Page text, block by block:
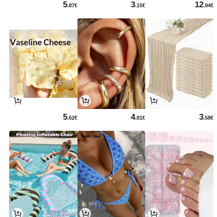
12.94€
3.15€
5.87€
3.58€
4.81€
5.62€